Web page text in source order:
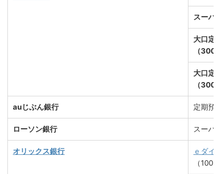
スーパ
大口定
（
大口定
（
auじぶん銀行 定期預
ローソン銀行 スーパ
オリックス銀行
ｅダイ
（